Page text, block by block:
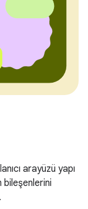
arayüzü yapı
bileşenlerini